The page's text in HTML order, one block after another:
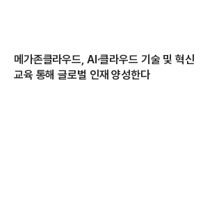
메가존클라우드, AI·클라우드 기술 및 혁신
교육 통해 글로벌 인재 양성한다